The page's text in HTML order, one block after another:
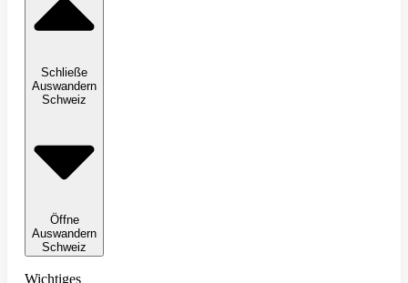
Schließe
Auswandern
Schweiz
Öffne
Auswandern
Schweiz
Wichtiges